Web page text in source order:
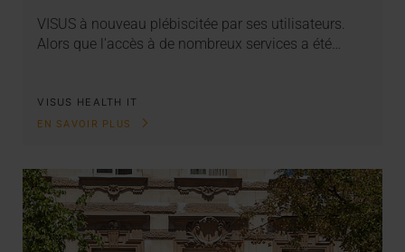
VISUS à nouveau plébiscitée par ses utilisateurs.
Alors que l'accès à de nombreux services a été…
VISUS HEALTH IT
EN SAVOIR PLUS